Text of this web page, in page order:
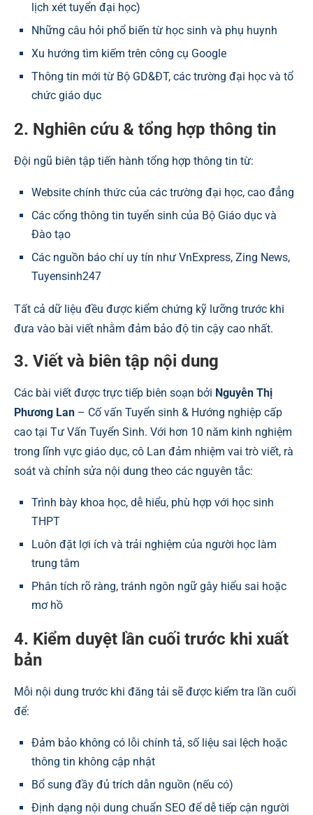
lịch xét tuyển đại học)
Những câu hỏi phổ biến từ học sinh và phụ huynh
Xu hướng tìm kiếm trên công cụ Google
Thông tin mới từ Bộ GD&ĐT, các trường đại học và tổ
chức giáo dục
2. Nghiên cứu & tổng hợp thông tin
Đội ngũ biên tập tiến hành tổng hợp thông tin từ:
Website chính thức của các trường đại học, cao đẳng
Các cổng thông tin tuyển sinh của Bộ Giáo dục và
Đào tạo
Các nguồn báo chí uy tín như VnExpress, Zing News,
Tuyensinh247
Tất cả dữ liệu đều được kiểm chứng kỹ lưỡng trước khi
đưa vào bài viết nhằm đảm bảo độ tin cậy cao nhất.
3. Viết và biên tập nội dung
Các bài viết được trực tiếp biên soạn bởi Nguyễn Thị
Phương Lan – Cố vấn Tuyển sinh & Hướng nghiệp cấp
cao tại Tư Vấn Tuyển Sinh. Với hơn 10 năm kinh nghiệm
trong lĩnh vực giáo dục, cô Lan đảm nhiệm vai trò viết, rà
soát và chỉnh sửa nội dung theo các nguyên tắc:
Trình bày khoa học, dễ hiểu, phù hợp với học sinh
THPT
Luôn đặt lợi ích và trải nghiệm của người học làm
trung tâm
Phân tích rõ ràng, tránh ngôn ngữ gây hiểu sai hoặc
mơ hồ
4. Kiểm duyệt lần cuối trước khi xuất
bản
Mỗi nội dung trước khi đăng tải sẽ được kiểm tra lần cuối
để:
Đảm bảo không có lỗi chính tả, số liệu sai lệch hoặc
thông tin không cập nhật
Bổ sung đầy đủ trích dẫn nguồn (nếu có)
Định dạng nội dung chuẩn SEO để dễ tiếp cận người